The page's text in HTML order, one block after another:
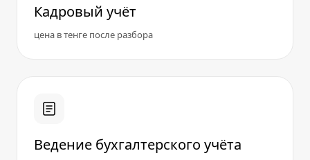
Кадровый учёт
цена в тенге после разбора
Ведение бухгалтерского учёта